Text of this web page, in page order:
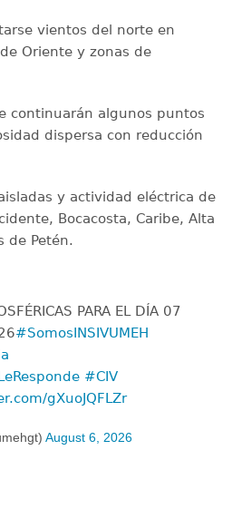
vientos del norte en
Oriente y zonas de
continuarán algunos puntos
dispersa con reducción
y actividad eléctrica de
Bocacosta, Caribe, Alta
de Petén.
PARA EL DÍA 07
#SomosINSIVUMEH
#CIV
gXuoJQFLZr
August 6, 2026